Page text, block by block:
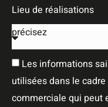
Lieu de réalisations
Les informations
utilisées dans le
commerciale qui peut